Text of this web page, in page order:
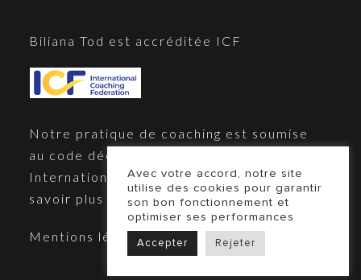
Biliana Tod est accréditée ICF
Notre pratique de coaching est soumise
au code déontologique de la Fédération
Internationale de Coaching (ICF),en
savoir plus
Mentions légales
Avec votre accord, notre site
utilise des cookies pour garantir
son bon fonctionnement et
optimiser ses performances
Accepter Rejeter